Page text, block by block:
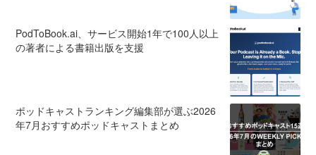
PodToBook.ai、サービス開始1年で100人以上
の著者による書籍出版を支援
ポッドキャストランキング編集部が選ぶ2026
年7月おすすめポッドキャストまとめ